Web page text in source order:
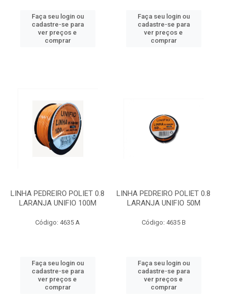
Faça seu login ou
cadastre-se para
ver preços e
comprar
Faça seu login ou
cadastre-se para
ver preços e
comprar
LINHA PEDREIRO POLIET 0.8
LARANJA UNIFIO 100M
Código: 4635 A
Faça seu login ou
cadastre-se para
ver preços e
comprar
LINHA PEDREIRO POLIET 0.8
LARANJA UNIFIO 50M
Código: 4635 B
Faça seu login ou
cadastre-se para
ver preços e
comprar